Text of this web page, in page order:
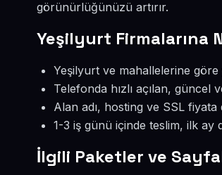
görünürlüğünüzü artırır.
Yeşilyurt Firmalarına
Yeşilyurt ve mahallelerine göre
Telefonda hızlı açılan, güncel
Alan adı, hosting ve SSL fiyata
1-3 iş günü içinde teslim, ilk ay
İlgili Paketler ve